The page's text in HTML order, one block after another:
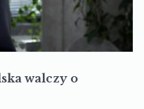
walczy o